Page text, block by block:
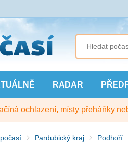
RADAR
ochlazení, místy přeháňky
Pardubický kraj Podhoří